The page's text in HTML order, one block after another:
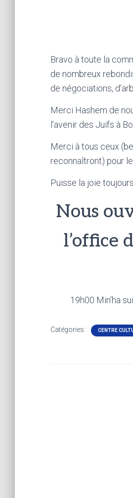
Bravo à toute la
de nombreux
de négociations,
Merci Hashem de
l’avenir des Juifs à
Merci à tous ceux
reconnaîtront) pour
Puisse la joie
Nous
l’office
19h00 Min’ha
Catégories : CENTRE